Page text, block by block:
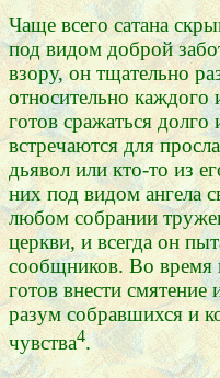
Чаще всего сатана
под видом доброй
взору, он тщательно
относительно
готов сражаться
встречаются для
дьявол или кто-то из
них под видом ангела
любом собрании
церкви, и всегда он
сообщников. Во время
готов внести смятение
разум собравшихся и
чувства4.